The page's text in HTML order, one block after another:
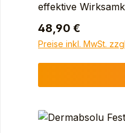
effektive
Zeichen der
Niacinamid hilft,
Anwendung
1- bis 3-Mal pro
WATER (AVENE
BETA-
GLYCERYL
Regulärer Preis:
48,90 €
Preise inkl. MwSt.